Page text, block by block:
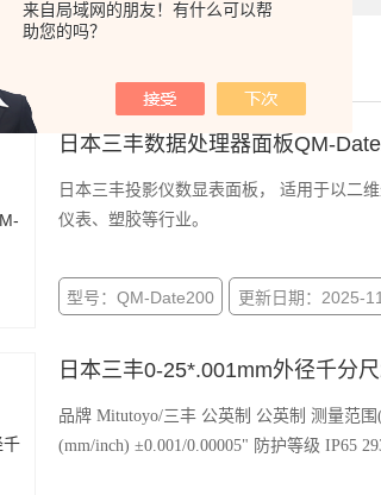
来自局域网的朋友！有什么可以帮
助您的吗？
日本三丰数据处理器面板QM-
日本三丰投影仪数显表面板， 适用于以二
仪表、塑胶等行业。
型号：QM-Date200 更新日期：2025-
日本三丰0-25*.001mm外径千分
品牌 Mitutoyo/三丰 公英制 公英制 测量范围(mm/inch) 0-25/0-1“ 分辨率(mm/inch) 0.001/0.00005" 精度
(mm/inch)